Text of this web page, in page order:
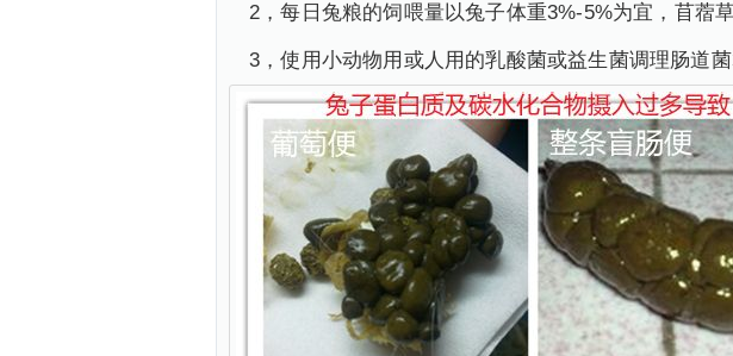
2，每日兔粮的饲喂量以兔子体重3%-5%为宜，苜蓿
3，使用小动物用或人用的乳酸菌或益生菌调理肠道菌